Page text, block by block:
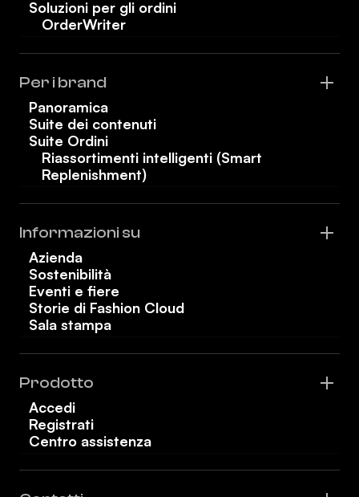
Soluzioni per gli ordini
OrderWriter
Per i brand
Panoramica
Suite dei contenuti
Suite Ordini
Riassortimenti intelligenti (Smart
Replenishment)
Informazioni su
Azienda
Sostenibilità
Eventi e fiere
Storie di Fashion Cloud
Sala stampa
Prodotto
Accedi
Registrati
Centro assistenza